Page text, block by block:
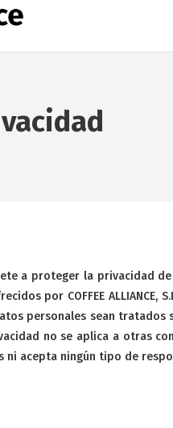
a proteger la
por COFFEE
personales sean tratados
no se aplica a otras
ni acepta ningún tipo de